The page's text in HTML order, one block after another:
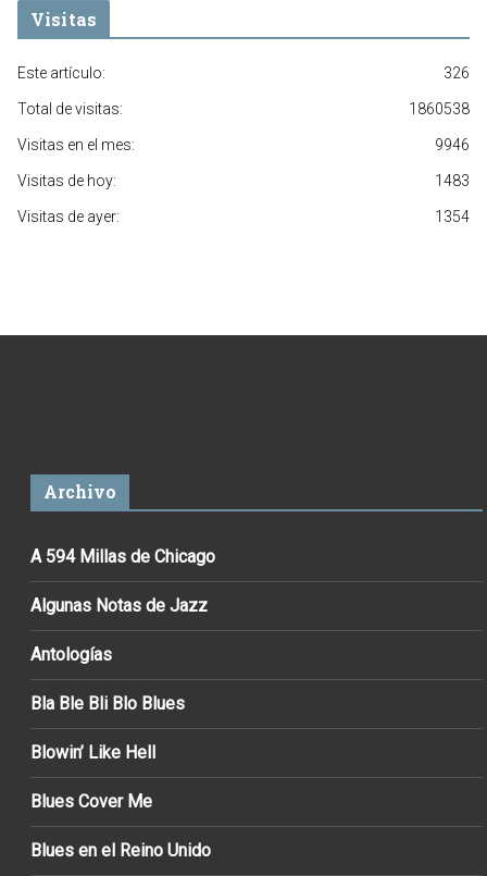
Visitas
326
Este artículo:
1860538
Total de visitas:
9946
Visitas en el mes:
1483
Visitas de hoy:
1354
Visitas de ayer:
Archivo
A 594 Millas de Chicago
Algunas Notas de Jazz
Antologías
Bla Ble Bli Blo Blues
Blowin’ Like Hell
Blues Cover Me
Blues en el Reino Unido